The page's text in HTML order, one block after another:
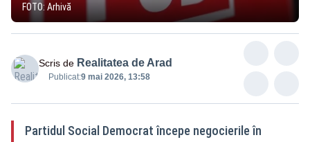
FOTO: Arhivă
Scris de Realitatea de Arad
Publicat:9 mai 2026, 13:58
Partidul Social Democrat începe negocierile în